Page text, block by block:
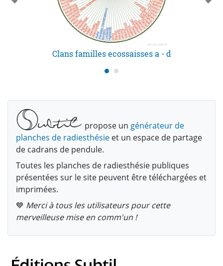
Clans familles ecossaisses a - d
propose un générateur de
planches de radiesthésie et un espace de partage
de cadrans de pendule.
Toutes les planches de radiesthésie publiques
présentées sur le site peuvent être téléchargées et
imprimées.
💙 Merci à tous les utilisateurs pour cette
merveilleuse mise en comm'un !